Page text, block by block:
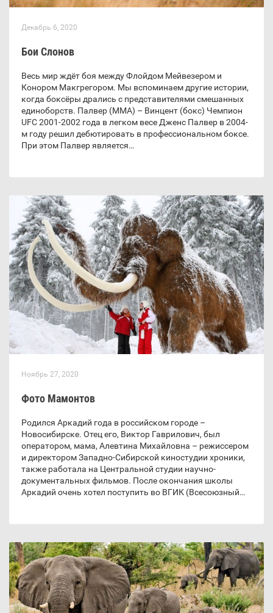
Декабрь 6, 2020
Бои Слонов
Весь мир ждёт боя между Флойдом Мейвезером и
Конором Макгрегором. Мы вспоминаем другие истории,
когда боксёры дрались с представителями смешанных
единоборств. Палвер (MMA) – Винцент (бокс) Чемпион
UFC 2001-2002 года в легком весе Дженс Палвер в 2004-
м году решил дебютировать в профессиональном боксе.
При этом Палвер является…
Ноябрь 27, 2020
Фото Мамонтов
Родился Аркадий года в российском городе –
Новосибирске. Отец его, Виктор Гаврилович, был
оператором, мама, Алевтина Михайловна – режиссером
и директором Западно-Сибирской киностудии хроники,
также работала на Центральной студии научно-
документальных фильмов. После окончания школы
Аркадий очень хотел поступить во ВГИК (Всесоюзный…